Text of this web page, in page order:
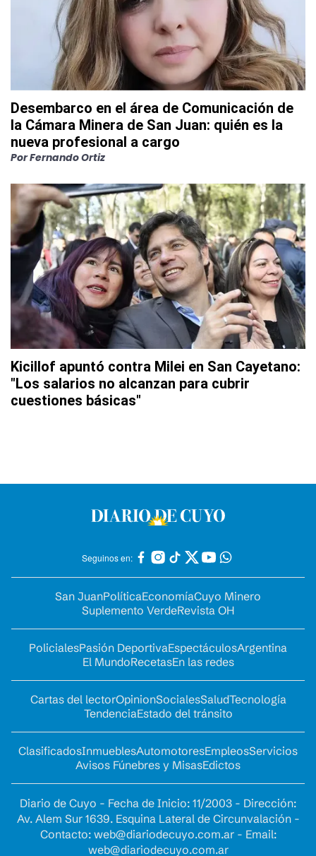
Desembarco en el área de Comunicación de
la Cámara Minera de San Juan: quién es la
nueva profesional a cargo
PorFernando Ortiz
Kicillof apuntó contra Milei en San Cayetano:
"Los salarios no alcanzan para cubrir
cuestiones básicas"
Seguinos en:
San JuanPolíticaEconomíaCuyo Minero
Suplemento VerdeRevista OH
PolicialesPasión DeportivaEspectáculosArgentina
El MundoRecetasEn las redes
Cartas del lectorOpinionSocialesSaludTecnología
TendenciaEstado del tránsito
ClasificadosInmueblesAutomotoresEmpleosServicios
Avisos Fúnebres y MisasEdictos
Diario de Cuyo - Fecha de Inicio: 11/2003 - Dirección:
Av. Alem Sur 1639. Esquina Lateral de Circunvalación -
Contacto: web@diariodecuyo.com.ar- Email:
web@diariodecuyo.com.ar